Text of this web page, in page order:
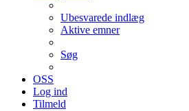
Ubesvarede indlæg
Aktive emner
Søg
OSS
Log ind
Tilmeld